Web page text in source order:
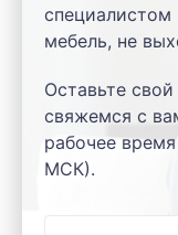
специалистом
мебель, не
Оставьте
свяжемся с
рабочее
МСК).